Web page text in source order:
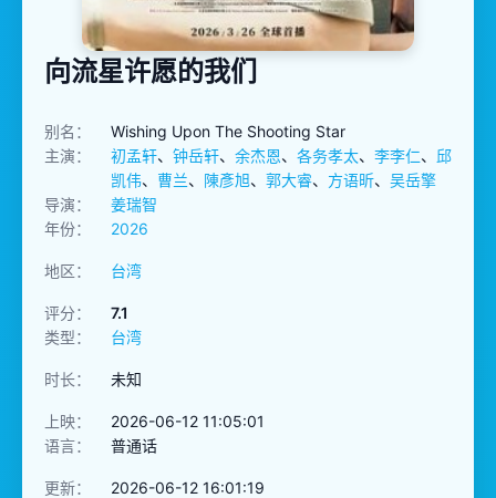
向流星许愿的我们
别名：
Wishing Upon The Shooting Star
主演：
初孟轩、 钟岳轩、 余杰恩、 各务孝太、 李李仁、 邱
凯伟、 曹兰、 陳彥旭、 郭大睿、 方语昕、 吴岳擎
导演：
姜瑞智
年份：
2026
地区： 台湾
评分：
7.1
类型：
台湾
时长： 未知
上映：
2026-06-12 11:05:01
语言：
普通话
更新： 2026-06-12 16:01:19